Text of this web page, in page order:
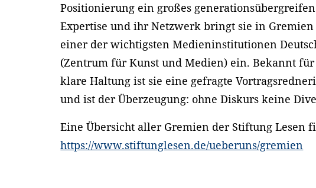
Positionierung ein großes
Expertise und ihr Netzwerk bringt sie in
einer der wichtigsten Medieninstitutionen
(Zentrum für Kunst und Medien) ein. Bekannt
klare Haltung ist sie eine gefragte
und ist der Überzeugung: ohne Diskurs keine
Eine Übersicht aller Gremien der Stiftung Lesen
https://www.stiftunglesen.de/ueberuns/gremien